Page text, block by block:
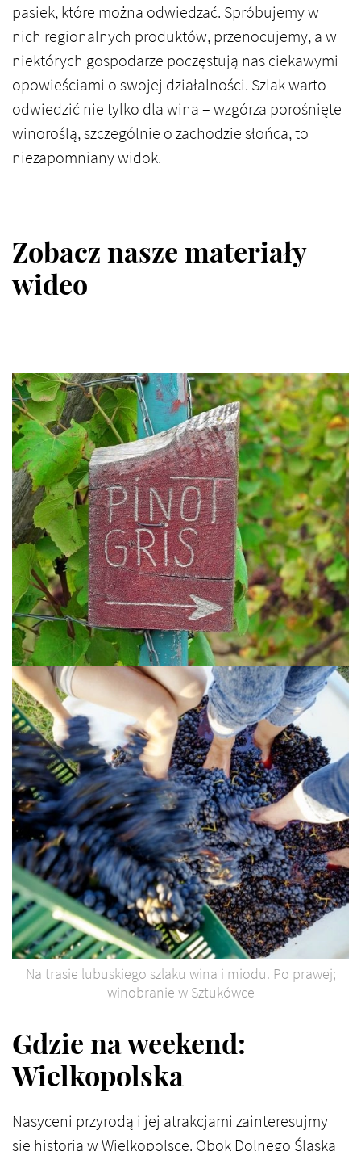
pasiek, które można odwiedzać. Spróbujemy w
nich regionalnych produktów, przenocujemy, a w
niektórych gospodarze poczęstują nas ciekawymi
opowieściami o swojej działalności. Szlak warto
odwiedzić nie tylko dla wina – wzgórza porośnięte
winoroślą, szczególnie o zachodzie słońca, to
niezapomniany widok.
Zobacz nasze materiały
wideo
Na trasie lubuskiego szlaku wina i miodu. Po prawej;
winobranie w Sztukówce
Gdzie na weekend:
Wielkopolska
Nasyceni przyrodą i jej atrakcjami zainteresujmy
się historią w Wielkopolsce. Obok Dolnego Śląska